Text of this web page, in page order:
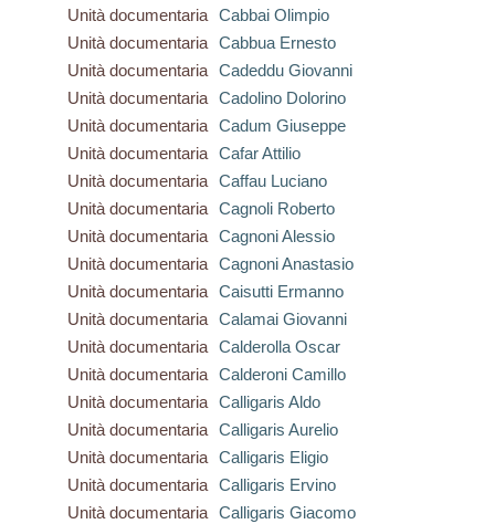
Unità documentaria Cabbai Olimpio
Unità documentaria Cabbua Ernesto
Unità documentaria Cadeddu Giovanni
Unità documentaria Cadolino Dolorino
Unità documentaria Cadum Giuseppe
Unità documentaria Cafar Attilio
Unità documentaria Caffau Luciano
Unità documentaria Cagnoli Roberto
Unità documentaria Cagnoni Alessio
Unità documentaria Cagnoni Anastasio
Unità documentaria Caisutti Ermanno
Unità documentaria Calamai Giovanni
Unità documentaria Calderolla Oscar
Unità documentaria Calderoni Camillo
Unità documentaria Calligaris Aldo
Unità documentaria Calligaris Aurelio
Unità documentaria Calligaris Eligio
Unità documentaria Calligaris Ervino
Unità documentaria Calligaris Giacomo